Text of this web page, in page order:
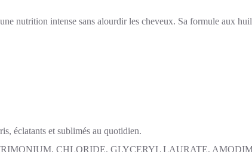
nutrition intense sans alourdir les cheveux. Sa formule aux
éclatants et sublimés au quotidien.
CHLORIDE, GLYCERYL LAURATE,